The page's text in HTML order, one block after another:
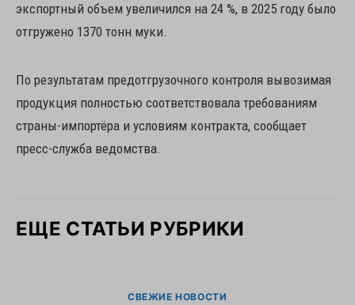
экспортный объем увеличился на 24 %, в 2025 году было
отгружено 1370 тонн муки.
По результатам предотгрузочного контроля вывозимая
продукция полностью соответствовала требованиям
страны-импортёра и условиям контракта, сообщает
пресс-служба ведомства.
ЕЩЕ СТАТЬИ РУБРИКИ
СВЕЖИЕ НОВОСТИ